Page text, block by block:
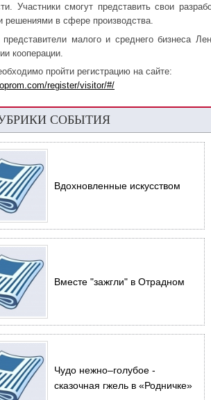
Участники смогут представить свои
решениями в сфере производства.
малого и среднего бизнеса
кооперации.
пройти регистрацию на сайте:
register/visitor/#/
СОБЫТИЯ
Вдохновленные искусством
Вместе "зажгли" в Отрадном
Чудо нежно–голубое -
сказочная гжель в «Родничке»